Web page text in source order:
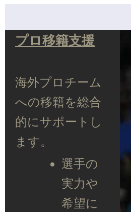
プロ移籍支援
海外プロチーム
への移籍を総合
的にサポートし
ます。
選手の
実力や
希望に